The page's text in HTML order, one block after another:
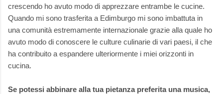
crescendo ho avuto modo di apprezzare entrambe le cucine.
Quando mi sono trasferita a Edimburgo mi sono imbattuta in
una comunità estremamente internazionale grazie alla quale ho
avuto modo di conoscere le culture culinarie di vari paesi, il che
ha contribuito a espandere ulteriormente i miei orizzonti in
cucina.
Se potessi abbinare alla tua pietanza preferita una musica,